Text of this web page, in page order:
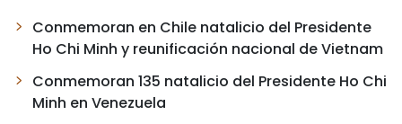
Conmemoran en Chile natalicio del Presidente
Ho Chi Minh y reunificación nacional de Vietnam
Conmemoran 135 natalicio del Presidente Ho Chi
Minh en Venezuela